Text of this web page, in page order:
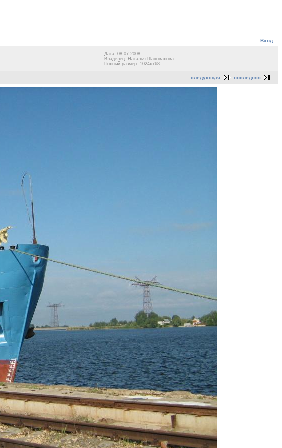
Вход
Дата: 08.07.2008
Владелец: Наталья Шаповалова
Полный размер: 1024x768
следующая последняя